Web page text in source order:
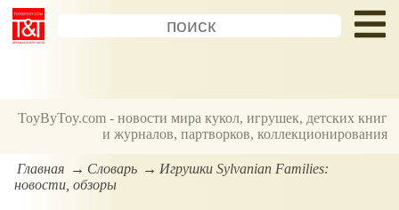
ToyByToy.com - новости мира кукол, игрушек, детских книг
и журналов, партворков, коллекционирования
Главная Словарь
Игрушки Sylvanian Families:
новости, обзоры